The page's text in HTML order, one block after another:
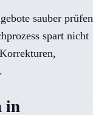
sauber prüfen
spart nicht
in